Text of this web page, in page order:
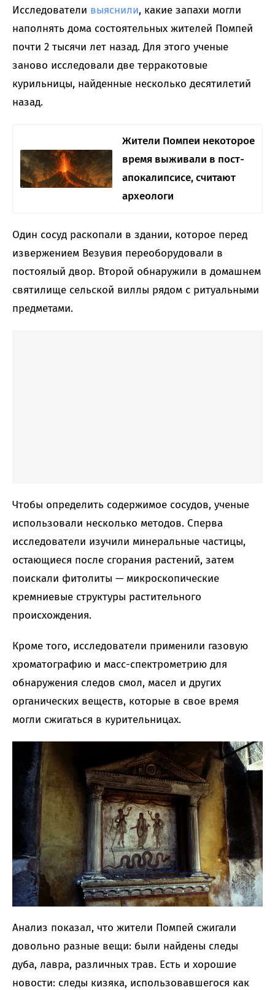
Исследователи выяснили, какие запахи могли
наполнять дома состоятельных жителей Помпей
почти 2 тысячи лет назад. Для этого ученые
заново исследовали две терракотовые
курильницы, найденные несколько десятилетий
назад.
Жители Помпеи некоторое
время выживали в пост-
апокалипсисе, считают
археологи
Один сосуд раскопали в здании, которое перед
извержением Везувия переоборудовали в
постоялый двор. Второй обнаружили в домашнем
святилище сельской виллы рядом с ритуальными
предметами.
Чтобы определить содержимое сосудов, ученые
использовали несколько методов. Сперва
исследователи изучили минеральные частицы,
остающиеся после сгорания растений, затем
поискали фитолиты — микроскопические
кремниевые структуры растительного
происхождения.
Кроме того, исследователи применили газовую
хроматографию и масс-спектрометрию для
обнаружения следов смол, масел и других
органических веществ, которые в свое время
могли сжигаться в курительницах.
Анализ показал, что жители Помпей сжигали
довольно разные вещи: были найдены следы
дуба, лавра, различных трав. Есть и хорошие
новости: следы кизяка, использовавшегося как